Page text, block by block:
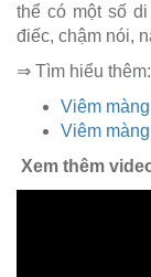
thể có một số
điếc, chậm nói,
⇒ Tìm hiểu thêm:
Viêm
Viêm
Xem thêm